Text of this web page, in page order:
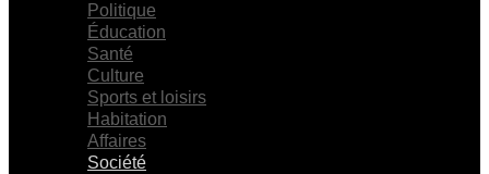
Politique
Éducation
Santé
Culture
Sports et loisirs
Habitation
Affaires
Société